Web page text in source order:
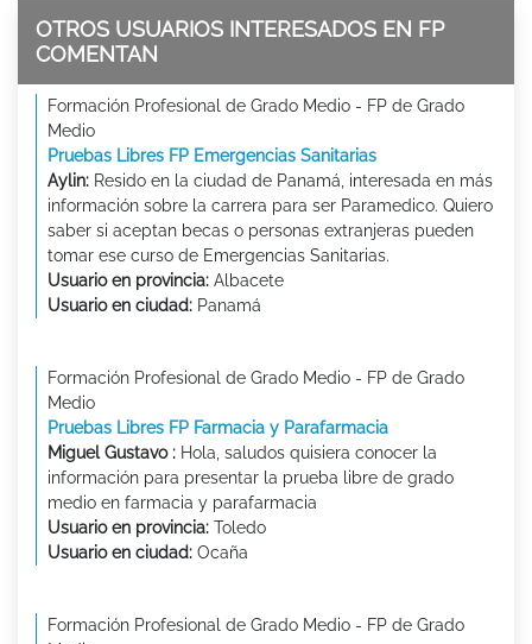
OTROS USUARIOS INTERESADOS EN FP
COMENTAN
Formación Profesional de Grado Medio - FP de Grado
Medio
Pruebas Libres FP Emergencias Sanitarias
Aylin: Resido en la ciudad de Panamá, interesada en más
información sobre la carrera para ser Paramedico. Quiero
saber si aceptan becas o personas extranjeras pueden
tomar ese curso de Emergencias Sanitarias.
Usuario en provincia: Albacete
Usuario en ciudad: Panamá
Formación Profesional de Grado Medio - FP de Grado
Medio
Pruebas Libres FP Farmacia y Parafarmacia
Miguel Gustavo : Hola, saludos quisiera conocer la
información para presentar la prueba libre de grado
medio en farmacia y parafarmacia
Usuario en provincia: Toledo
Usuario en ciudad: Ocaña
Formación Profesional de Grado Medio - FP de Grado